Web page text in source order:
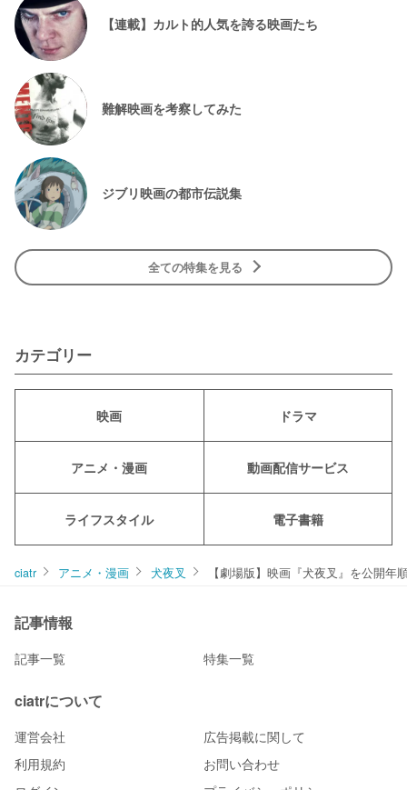
【連載】カルト的人気を誇る映画たち
難解映画を考察してみた
ジブリ映画の都市伝説集
全ての特集を見る
カテゴリー
映画 ドラマ
アニメ・漫画 動画配信サービス
ライフスタイル 電子書籍
ciatr アニメ・漫画 犬夜叉 【劇場版】映画『犬夜叉』を公開年
記事情報
記事一覧 特集一覧
ciatrについて
運営会社
広告掲載に関して
利用規約
お問い合わせ